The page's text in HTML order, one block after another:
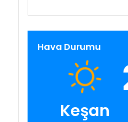
Hava Durumu
Keşan